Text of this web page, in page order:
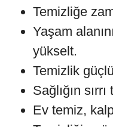
Temizliğe
Yaşam
yükselt.
Temizlik
Sağlığın
Ev temiz,